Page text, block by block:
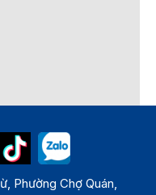
Phường Chợ Quán,